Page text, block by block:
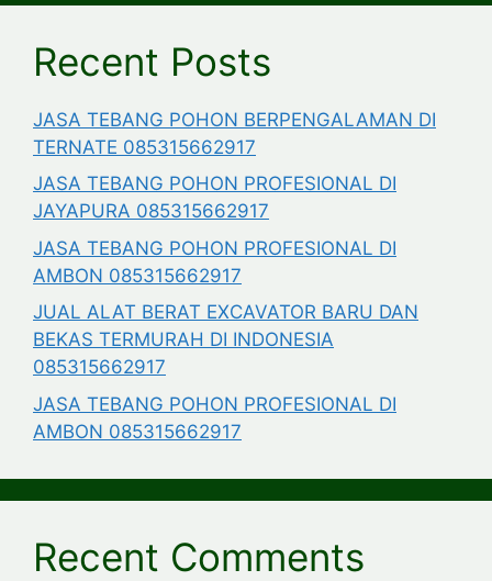
Recent Posts
JASA TEBANG POHON BERPENGALAMAN DI
TERNATE 085315662917
JASA TEBANG POHON PROFESIONAL DI
JAYAPURA 085315662917
JASA TEBANG POHON PROFESIONAL DI
AMBON 085315662917
JUAL ALAT BERAT EXCAVATOR BARU DAN
BEKAS TERMURAH DI INDONESIA
085315662917
JASA TEBANG POHON PROFESIONAL DI
AMBON 085315662917
Recent Comments